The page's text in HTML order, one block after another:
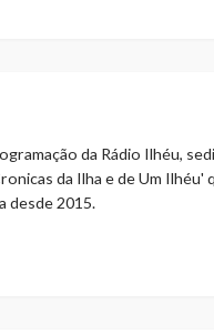
da Rádio Ilhéu,
da Ilha e de Um Ilhéu'
desde 2015.